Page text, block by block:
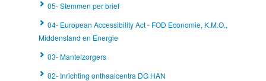
05- Stemmen per brief
04- European Accessibility Act - FOD Economie, K.M.O.,
Middenstand en Energie
03- Mantelzorgers
02- Inrichting onthaalcentra DG HAN